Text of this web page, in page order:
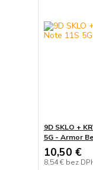
9D SKLO +
5G - Armor
10,50 €
8,54 € bez